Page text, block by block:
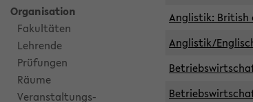
Organisation
Fakultäten
Lehrende
Prüfungen
Räume
Veranstaltungs-
Anglistik: British
Anglistik/